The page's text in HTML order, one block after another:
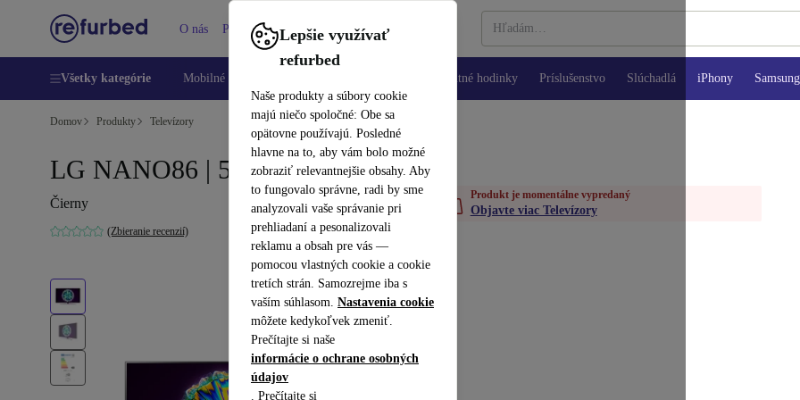
Lepšie využívať
refurbed
Naše produkty a súbory cookie
majú niečo spoločné: Obe sa
opätovne používajú. Posledné
hlavne na to, aby vám bolo možné
zobraziť relevantnejšie obsahy. Aby
to fungovalo správne, radi by sme
analyzovali vaše správanie pri
prehliadaní a pesonalizovali
reklamu a obsah pre vás —
pomocou vlastných cookie a cookie
tretích strán. Samozrejme iba s
vaším súhlasom. Nastavenia cookie
môžete kedykoľvek zmeniť.
Prečítajte si naše
informácie o ochrane osobných
údajov
. Prečítajte si
O nás Pomoc
Všetky kategórie Mobilné telefóny Inteligentné hodinky Príslušenstvo Slúchadlá iPhony
Domov Produkty Televízory
LG NANO86 | 55-palcový
Čierny
(Zbieranie recenzií)
Produkt je momentálne vypredaný
Objavte viac Televízory